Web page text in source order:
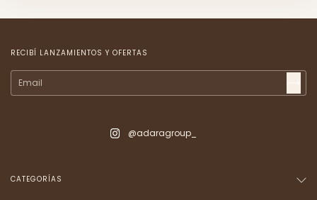
RECIBÍ LANZAMIENTOS Y OFERTAS
@adaragroup_
CATEGORÍAS